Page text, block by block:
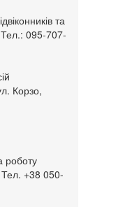
та
Тел.: 095-707-
Корзо,
роботу
Тел. +38 050-